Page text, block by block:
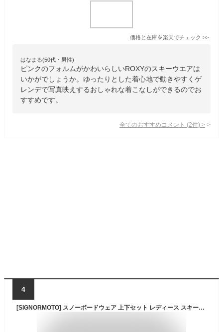
価格と在庫を楽天でチェック >>
はなまる(50代・男性)
ピンクのフォルムがかわいらしいROXYのスキーウエアは
いかがでしょうか。ゆったりとした着心地で動きやすくゲ
レンデで写真映えするおしゃれな着こなしができるのでお
すすめです。
全てのおすすめコメント (2件) >
4
[SIGNORMOTO] スノーボードウェア 上下セット レディース スキーウェア 保温 撥水 防風 防汚 ストレッチ 耐久性 耐水圧5000mm 透湿性5000g おしゃれ 雪遊び 登山 アウトドア スノーウェア ジャケット+ピンクパンツ